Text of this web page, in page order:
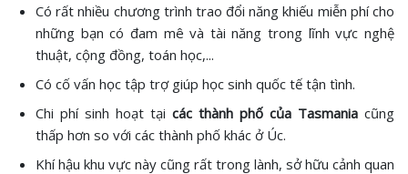
Có rất nhiều chương trình trao đổi năng khiếu miễn phí cho
những bạn có đam mê và tài năng trong lĩnh vực nghệ
thuật, cộng đồng, toán học,...
Có cố vấn học tập trợ giúp học sinh quốc tế tận tình.
Chi phí sinh hoạt tại các thành phố của Tasmania cũng
thấp hơn so với các thành phố khác ở Úc.
Khí hậu khu vực này cũng rất trong lành, sở hữu cảnh quan